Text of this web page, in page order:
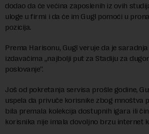
dodao da će većina zaposlenih iz ovih
uloge u firmi i da će im Gugl pomoći u
pozicija.
Prema Harisonu, Gugl veruje da je
izdavačima „najbolji put za Stadiju za
poslovanje“.
Još od pokretanja servisa prošle godine,
uspela da privuče korisnike zbog mnoštva
bila premala kolekcija dostupnih igara ili
korisnika nije imala dovoljno brzu internet